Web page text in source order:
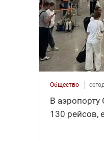
Общество
В
130 рейсов,